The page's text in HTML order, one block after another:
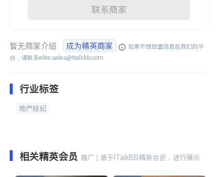
联系商家
暂无商家介绍 成为精英商家
如果不想放置信息在我们的平
台，请联系elite.sales@italkbb.com
行业标签
地产经纪
相关精英会员 推广 | 基于iTalkBB精英会员，进行展示